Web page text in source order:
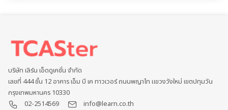
บริษัท เลิร์น เอ็ดดูเคชั่น จำกัด
เลขที่ 444 ชั้น 12 อาคาร เอ็ม บี เค ทาวเวอร์ ถนนพญาไท แขวงวังใหม่ เขตปทุมวัน
กรุงเทพมหานคร 10330
02-2514569
info@learn.co.th